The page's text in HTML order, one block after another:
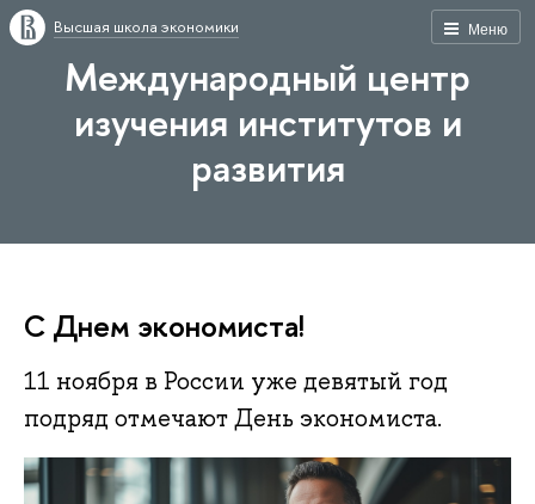
Меню
Высшая школа экономики
Международный центр
изучения институтов и
развития
С Днем экономиста!
11 ноября в России уже девятый год
подряд отмечают День экономиста.